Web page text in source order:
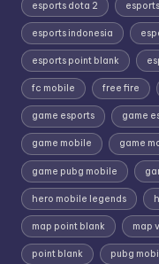
esports dota 2
esports indonesia
esports point blank
fc mobile free fire
game esports game
game mobile game
game pubg mobile
hero mobile legends
map point blank map
point blank pubg